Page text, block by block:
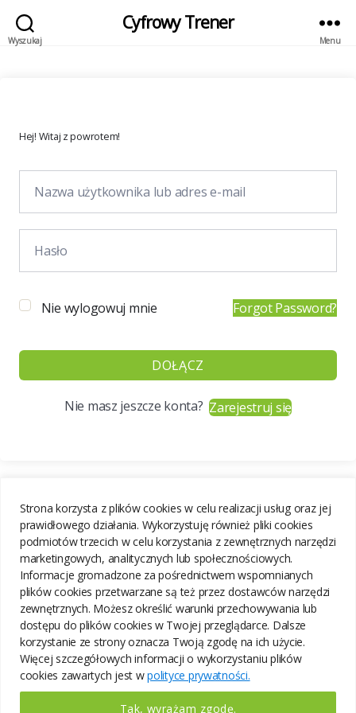
Strona korzysta z plików cookies w celu realizacji usług oraz jej
prawidłowego działania. Wykorzystuję również pliki cookies
podmiotów trzecich w celu korzystania z zewnętrznych narzędzi
marketingowych, analitycznych lub społecznościowych.
Informacje gromadzone za pośrednictwem wspomnianych
plików cookies przetwarzane są też przez dostawców narzędzi
zewnętrznych. Możesz określić warunki przechowywania lub
dostępu do plików cookies w Twojej przeglądarce. Dalsze
korzystanie ze strony oznacza Twoją zgodę na ich użycie.
Więcej szczegółowych informacji o wykorzystaniu plików
cookies zawartych jest wpolityce prywatności.
Tak, wyrażam zgodę.
Wyszukaj
Cyfrowy Trener
Menu
Hej! Witaj z powrotem!
Nie wylogowuj mnie Forgot Password?
DOŁĄCZ
Nie masz jeszcze konta?Zarejestruj się